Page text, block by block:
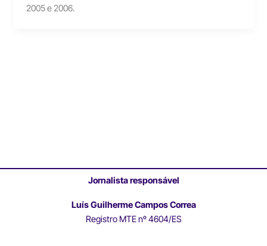
2005 e 2006.
Jornalista responsável
Luís Guilherme Campos Correa
Registro MTE nº 4604/ES